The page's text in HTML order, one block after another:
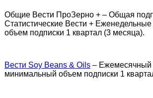
Общие Вести ПроЗерно + – Общая
Статистические Вести +
объем подписки 1 квартал (3 месяца).
Вести Soy Beans & Oils – Ежемесячный
минимальный объем подписки 1